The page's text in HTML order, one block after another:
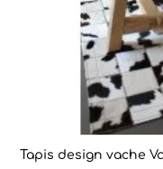
Tapis design vache